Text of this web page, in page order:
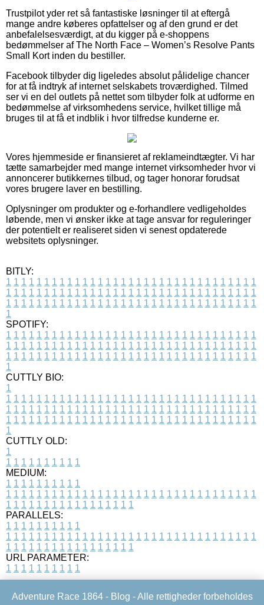
Trustpilot yder ret så fantastiske løsninger til at eftergå
mange andre køberes opfattelser og af den grund er det
anbefalelsesværdigt, at du kigger på e-shoppens
bedømmelser af The North Face – Women’s Resolve Pants
Small Kort inden du bestiller.
Facebook tilbyder dig ligeledes absolut pålidelige chancer
for at få indtryk af internet selskabets troværdighed. Tilmed
ser vi en del outlets på nettet som tilbyder folk at udforme en
bedømmelse af virksomhedens service, hvilket tillige må
bruges til at få et indblik i hvor tilfredse kunderne er.
Vores hjemmeside er finansieret af reklameindtægter. Vi har
tætte samarbejder med mange internet virksomheder hvor vi
annoncerer butikkernes tilbud, og tager honorar forudsat
vores brugere laver en bestilling.
Oplysninger om produkter og e-forhandlere vedligeholdes
løbende, men vi ønsker ikke at tage ansvar for reguleringer
der potentielt er realiseret siden vi senest opdaterede
websitets oplysninger.
BITLY:
1 1 1 1 1 1 1 1 1 1 1 1 1 1 1 1 1 1 1 1 1 1 1 1 1 1 1 1 1 1 1 1 1
1 1 1 1 1 1 1 1 1 1 1 1 1 1 1 1 1 1 1 1 1 1 1 1 1 1 1 1 1 1 1 1 1
1 1 1 1 1 1 1 1 1 1 1 1 1 1 1 1 1 1 1 1 1 1 1 1 1 1 1 1 1 1 1 1 1
1
SPOTIFY:
1 1 1 1 1 1 1 1 1 1 1 1 1 1 1 1 1 1 1 1 1 1 1 1 1 1 1 1 1 1 1 1 1
1 1 1 1 1 1 1 1 1 1 1 1 1 1 1 1 1 1 1 1 1 1 1 1 1 1 1 1 1 1 1 1 1
1 1 1 1 1 1 1 1 1 1 1 1 1 1 1 1 1 1 1 1 1 1 1 1 1 1 1 1 1 1 1 1 1
1
CUTTLY BIO:
1
1 1 1 1 1 1 1 1 1 1 1 1 1 1 1 1 1 1 1 1 1 1 1 1 1 1 1 1 1 1 1 1 1
1 1 1 1 1 1 1 1 1 1 1 1 1 1 1 1 1 1 1 1 1 1 1 1 1 1 1 1 1 1 1 1 1
1 1 1 1 1 1 1 1 1 1 1 1 1 1 1 1 1 1 1 1 1 1 1 1 1 1 1 1 1 1 1 1 1
1
CUTTLY OLD:
1
1 1 1 1 1 1 1 1 1 1
MEDIUM:
1 1 1 1 1 1 1 1 1 1
1 1 1 1 1 1 1 1 1 1 1 1 1 1 1 1 1 1 1 1 1 1 1 1 1 1 1 1 1 1 1 1 1
1 1 1 1 1 1 1 1 1 1 1 1 1 1 1 1 1
PARALLELS:
1 1 1 1 1 1 1 1 1 1
1 1 1 1 1 1 1 1 1 1 1 1 1 1 1 1 1 1 1 1 1 1 1 1 1 1 1 1 1 1 1 1 1
1 1 1 1 1 1 1 1 1 1 1 1 1 1 1 1 1
URL PARAMETER:
1 1 1 1 1 1 1 1 1 1
Adventure Race 1864 - Blog - Alle rettigheder forbeholdes